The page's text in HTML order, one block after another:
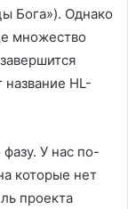
Бога»). Однако
множество
название HL-
У нас по-
которые нет
проекта